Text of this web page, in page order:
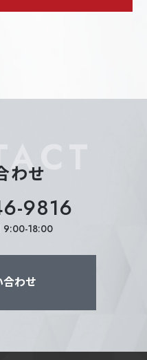
わせ
9816
9:00-18:00
合わせ